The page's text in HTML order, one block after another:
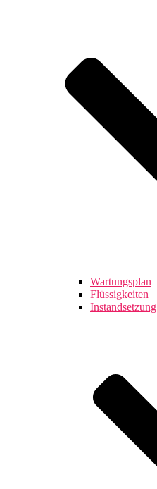
Wartungsplan
Flüssigkeiten
Instandsetzung